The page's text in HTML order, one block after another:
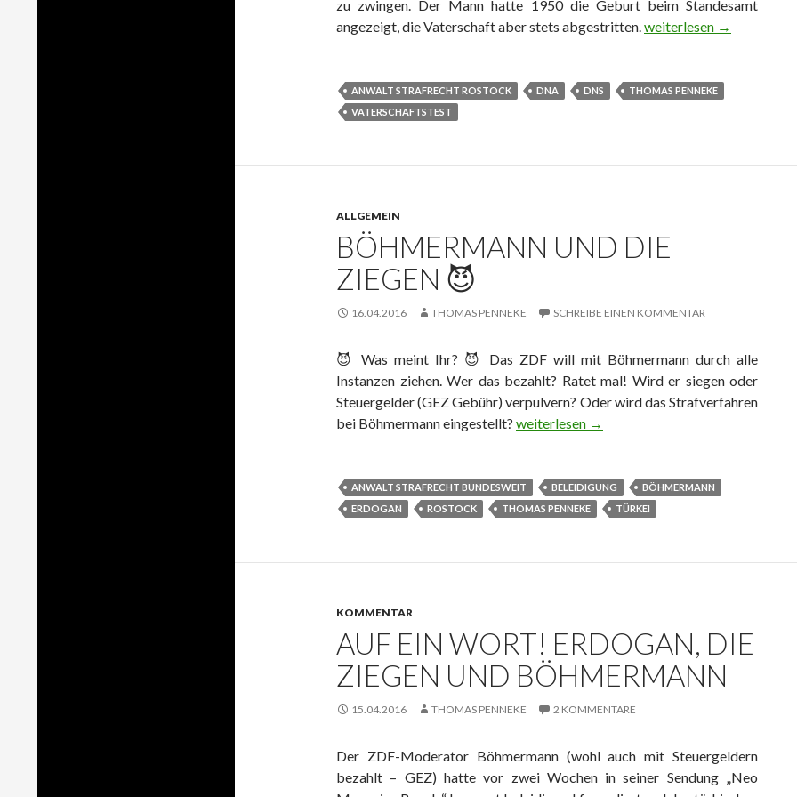
zu zwingen. Der Mann hatte 1950 die Geburt beim Standesamt
angezeigt, die Vaterschaft aber stets abgestritten.ANSPRUCH AUF
weiterlesen →
ANWALT STRAFRECHT ROSTOCK DNA DNS
THOMAS PENNEKE
VATERSCHAFTSTEST
ALLGEMEIN
BÖHMERMANN UND DIE
ZIEGEN 😈
16.04.2016 THOMAS PENNEKE SCHREIBE EINEN KOMMENTAR
😈 Was meint Ihr? 😈 Das ZDF will mit Böhmermann durch alle
Instanzen ziehen. Wer das bezahlt? Ratet mal! Wird er siegen oder
Steuergelder (GEZ Gebühr) verpulvern? Oder wird das Strafverfahren
bei Böhmermann eingestellt? Böhmermann und die Ziegen 😈
weiterlesen →
ANWALT STRAFRECHT BUNDESWEIT BELEIDIGUNG
BÖHMERMANN
ERDOGAN
ROSTOCK THOMAS PENNEKE TÜRKEI
KOMMENTAR
AUF EIN WORT! ERDOGAN, DIE
ZIEGEN UND BÖHMERMANN
15.04.2016 THOMAS PENNEKE 2 KOMMENTARE
Der ZDF-Moderator Böhmermann (wohl auch mit Steuergeldern
bezahlt – GEZ) hatte vor zwei Wochen in seiner Sendung „Neo